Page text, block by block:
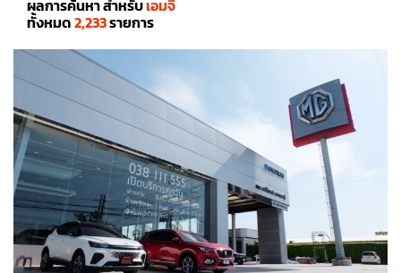
ผลการค้นหา สำหรับเอมจี
ทั้งหมด2,233รายการ